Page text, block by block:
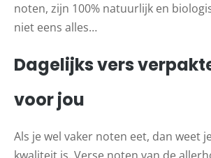
noten, zijn 100% natuurlijk en
niet eens alles…
Dagelijks vers
voor jou
Als je wel vaker noten eet, dan weet